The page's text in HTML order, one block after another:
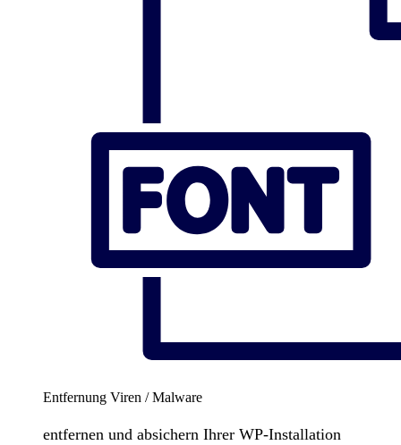
Entfernung Viren / Malware
entfernen und absichern Ihrer WP-Installation